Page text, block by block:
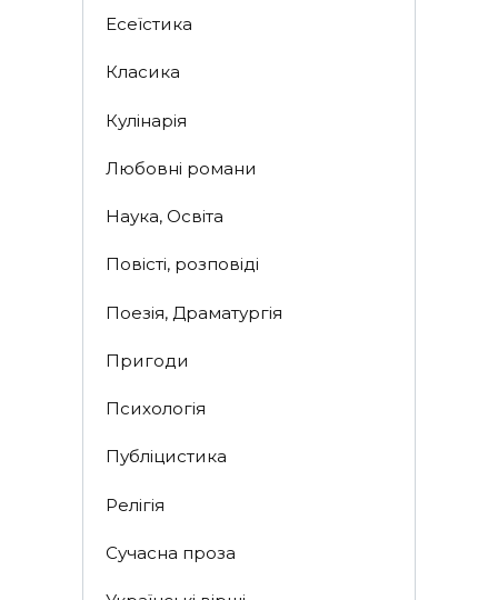
Есеїстика
Класика
Кулінарія
Любовні романи
Наука, Освіта
Повісті, розповіді
Поезія, Драматургія
Пригоди
Психологія
Публіцистика
Релігія
Сучасна проза